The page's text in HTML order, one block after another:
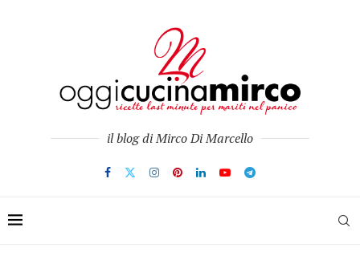
il blog di Mirco Di Marcello